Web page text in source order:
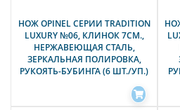
НОЖ OPINEL СЕРИИ TRADITION
LUXURY №06, КЛИНОК 7СМ.,
НЕРЖАВЕЮЩАЯ СТАЛЬ,
ЗЕРКАЛЬНАЯ ПОЛИРОВКА,
РУКОЯТЬ-БУБИНГА (6 ШТ./УП.)